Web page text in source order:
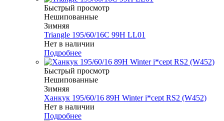
Быстрый просмотр
Нешипованные
Зимняя
Triangle 195/60/16C 99H LL01
Нет в наличии
Подробнее
Быстрый просмотр
Нешипованные
Зимняя
Ханкук 195/60/16 89H Winter i*cept RS2 (W452)
Нет в наличии
Подробнее